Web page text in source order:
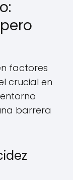
factores
crucial en
barrera